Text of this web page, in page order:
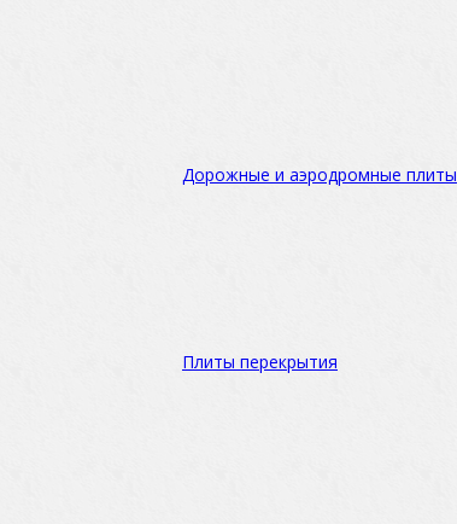
Дорожные и аэродромные плиты
Плиты перекрытия